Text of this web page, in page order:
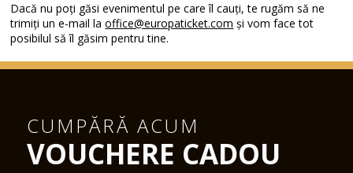
Dacă nu poți găsi evenimentul pe care îl cauți, te rugăm să ne
trimiți un e-mail laoffice@europaticket.com și vom face tot
posibilul să îl găsim pentru tine.
CUMPĂRĂ ACUM
VOUCHERE CADOU